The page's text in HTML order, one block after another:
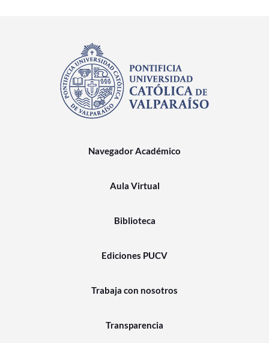
Navegador Académico
Aula Virtual
Biblioteca
Ediciones PUCV
Trabaja con nosotros
Transparencia